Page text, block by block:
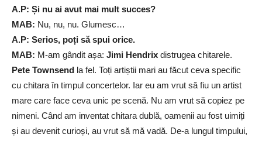
A.P: Și nu ai avut mai mult succes?
MAB: Nu, nu, nu. Glumesc…
A.P: Serios, poți să spui orice.
MAB: M-am gândit așa: Jimi Hendrix distrugea chitarele.
Pete Townsend la fel. Toți artiștii mari au făcut ceva specific
cu chitara în timpul concertelor. Iar eu am vrut să fiu un artist
mare care face ceva unic pe scenă. Nu am vrut să copiez pe
nimeni. Când am inventat chitara dublă, oamenii au fost uimiți
și au devenit curioși, au vrut să mă vadă. De-a lungul timpului,